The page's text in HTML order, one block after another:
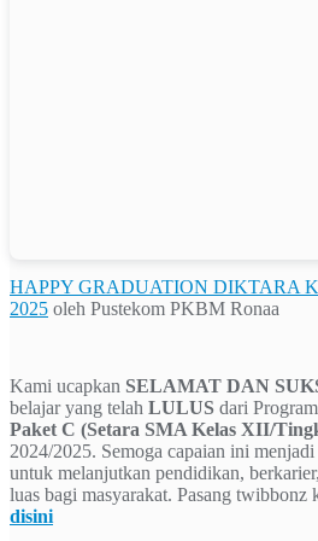
HAPPY GRADUATION DIKTARA
2025 oleh Pustekom PKBM Ronaa
Kami ucapkan SELAMAT DAN
belajar yang telah LULUS dari
Paket C (Setara SMA Kelas XII/
2024/2025. Semoga capaian ini
untuk melanjutkan pendidikan,
luas bagi masyarakat. Pasang twibbonz
disini